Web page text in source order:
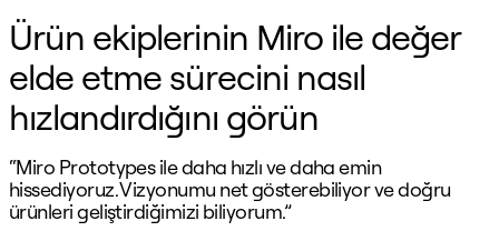
Ürün ekiplerinin Miro ile değer
elde etme sürecini nasıl
hızlandırdığını görün
“Miro Prototypes ile daha hızlı ve daha emin
hissediyoruz. Vizyonumu net gösterebiliyor ve doğru
ürünleri geliştirdiğimizi biliyorum.”